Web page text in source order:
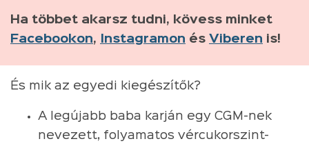
Ha többet akarsz tudni, kövess minket
Facebookon, Instagramon és Viberen is!
És mik az egyedi kiegészítők?
A legújabb baba karján egy CGM-nek
nevezett, folyamatos vércukorszint-